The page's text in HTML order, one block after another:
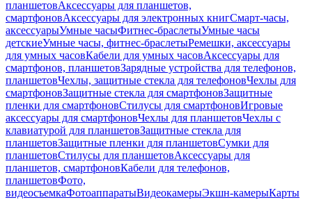
планшетовАксессуары для планшетов,
смартфоновАксессуары для электронных книгСмарт-часы,
аксессуарыУмные часыФитнес-браслетыУмные часы
детскиеУмные часы, фитнес-браслетыРемешки, аксессуары
для умных часовКабели для умных часовАксессуары для
смартфонов, планшетовЗарядные устройства для телефонов,
планшетовЧехлы, защитные стекла для телефоновЧехлы для
смартфоновЗащитные стекла для смартфоновЗащитные
пленки для смартфоновСтилусы для смартфоновИгровые
аксессуары для смартфоновЧехлы для планшетовЧехлы с
клавиатурой для планшетовЗащитные стекла для
планшетовЗащитные пленки для планшетовСумки для
планшетовСтилусы для планшетовАксессуары для
планшетов, смартфоновКабели для телефонов,
планшетовФото,
видеосъемкаФотоаппаратыВидеокамерыЭкшн-камерыКарты